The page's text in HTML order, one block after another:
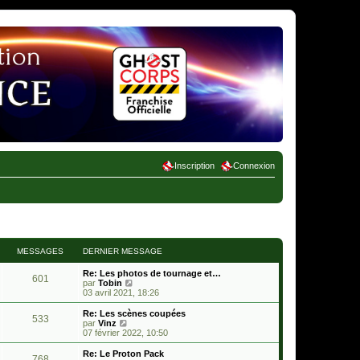
Connexion
Inscription
MESSAGES DERNIER MESSAGE
601
Re: Les photos de tournage et…
par Tobin
o
n
s
l
03 avril 2021, 18:26
533
Re: Les scènes coupées
par Vinz
o
n
s
07 février 2022, 10:50
Re: Le Proton Pack